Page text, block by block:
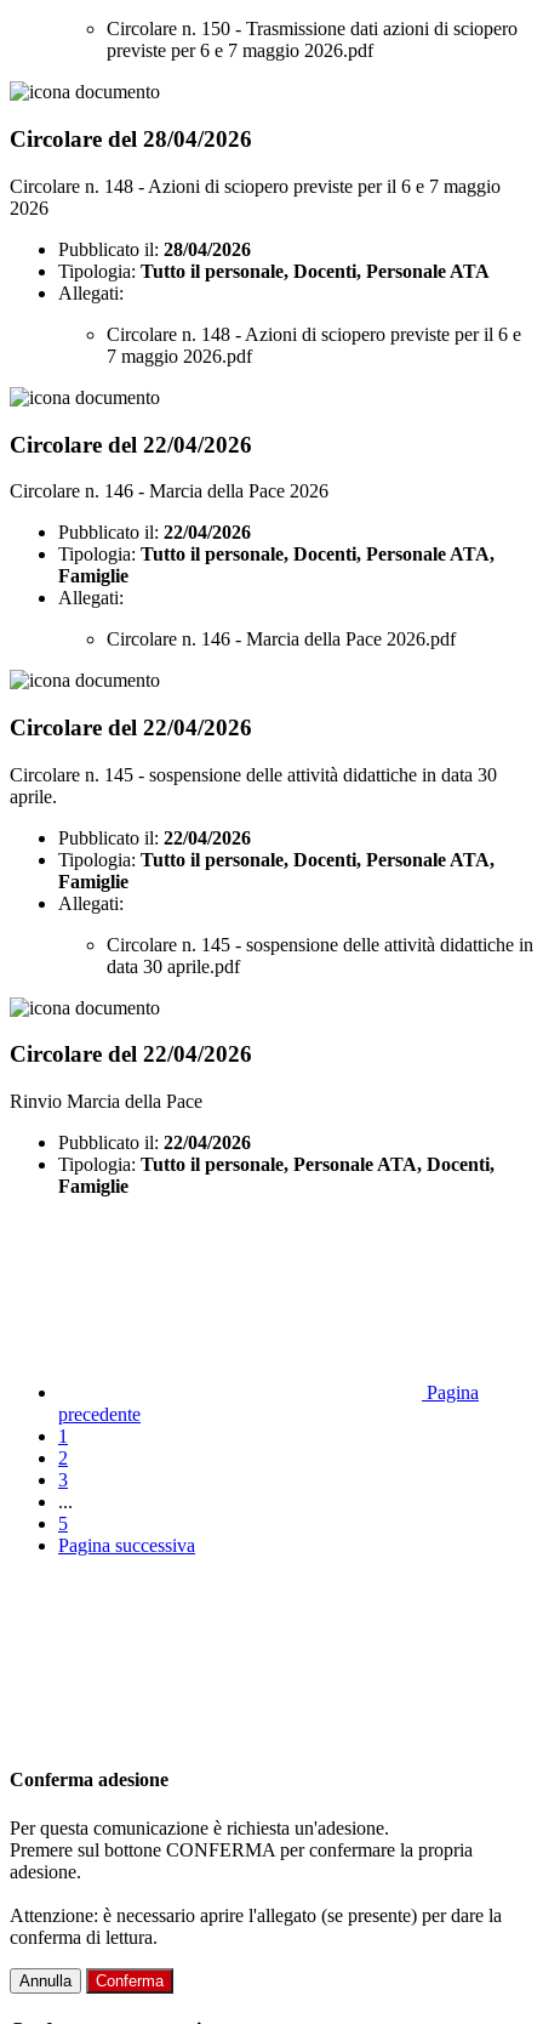
Circolare n. 150 - Trasmissione dati azioni di sciopero
previste per 6 e 7 maggio 2026.pdf
Circolare del 28/04/2026
Circolare n. 148 - Azioni di sciopero previste per il 6 e 7 maggio
2026
Pubblicato il: 28/04/2026
Tipologia: Tutto il personale, Docenti, Personale ATA
Allegati:
Circolare n. 148 - Azioni di sciopero previste per il 6 e
7 maggio 2026.pdf
Circolare del 22/04/2026
Circolare n. 146 - Marcia della Pace 2026
Pubblicato il: 22/04/2026
Tipologia: Tutto il personale, Docenti, Personale ATA,
Famiglie
Allegati:
Circolare n. 146 - Marcia della Pace 2026.pdf
Circolare del 22/04/2026
Circolare n. 145 - sospensione delle attività didattiche in data 30
aprile.
Pubblicato il: 22/04/2026
Tipologia: Tutto il personale, Docenti, Personale ATA,
Famiglie
Allegati:
Circolare n. 145 - sospensione delle attività didattiche in
data 30 aprile.pdf
Circolare del 22/04/2026
Rinvio Marcia della Pace
Pubblicato il: 22/04/2026
Tipologia: Tutto il personale, Personale ATA, Docenti,
Famiglie
Pagina
precedente
1
2
3
...
5
Pagina successiva
Conferma adesione
Per questa comunicazione è richiesta un'adesione.
Premere sul bottone CONFERMA per confermare la propria
adesione.
Attenzione: è necessario aprire l'allegato (se presente) per dare la
conferma di lettura.
Annulla Conferma